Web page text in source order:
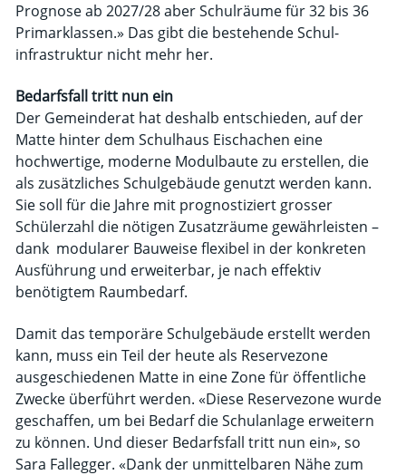
Prognose ab 2027/28 aber Schulräume für 32 bis 36
Primarklassen.» Das gibt die bestehende Schul­
infrastruktur nicht mehr her.
Bedarfsfall tritt nun ein
Der Gemeinderat hat deshalb entschieden, auf der
Matte hinter dem Schulhaus Eischachen eine
hochwertige, moderne Modulbaute zu erstellen, die
als zusätzliches Schulgebäude genutzt werden kann.
Sie soll für die Jahre mit prognostiziert grosser
Schülerzahl die nötigen Zusatzräume gewährleisten –
dank modularer Bauweise flexibel in der konkreten
Ausführung und erweiterbar, je nach effektiv
benötigtem Raumbedarf.
Damit das temporäre Schulgebäude erstellt werden
kann, muss ein Teil der heute als Reservezone
ausgeschiedenen Matte in eine Zone für öffent­liche
Zwecke überführt werden. «Diese Reservezone wurde
geschaffen, um bei Bedarf die Schulanlage erweitern
zu können. Und dieser Bedarfsfall tritt nun ein», so
Sara Fallegger. «Dank der unmittelbaren Nähe zum